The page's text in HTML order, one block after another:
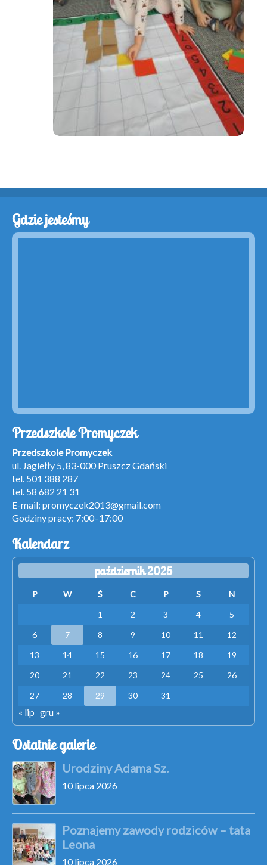
Gdzie jesteśmy
Przedszkole Promyczek
Przedszkole Promyczek
ul. Jagiełły 5, 83-000 Pruszcz Gdański
tel. 501 388 287
tel. 58 682 21 31
E-mail: promyczek2013@gmail.com
Godziny pracy: 7:00–17:00
Kalendarz
październik 2025
P W Ś C P S
N
1
2 3 4
5
6
7 8 9 10 11
12
13
14 15 16 17 18
19
20
21 22 23 24 25
26
27
28 29 30 31
« lip gru »
Ostatnie galerie
Urodziny Adama Sz.
10 lipca 2026
Poznajemy zawody rodziców – tata
Leona
10 lipca 2026